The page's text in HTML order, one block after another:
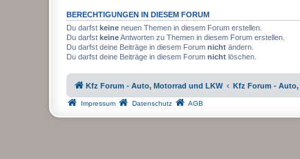
BERECHTIGUNGEN IN DIESEM FORUM
Du darfst keine neuen Themen in diesem Forum erstellen.
Du darfst keineAntworten zu Themen in diesem Forum erstellen.
Du darfst deine Beiträge in diesem Forum nicht ändern.
Du darfst deine Beiträge in diesem Forum nicht löschen.
Kfz Forum - Auto, Motorrad und LKW Kfz Forum -
Impressum Datenschutz AGB